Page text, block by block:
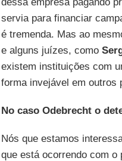
servia para financiar
é tremenda. Mas ao
e alguns juízes, como
existem instituições com
forma invejável em outros
No caso Odebrecht o
Nós que estamos
que está ocorrendo com o